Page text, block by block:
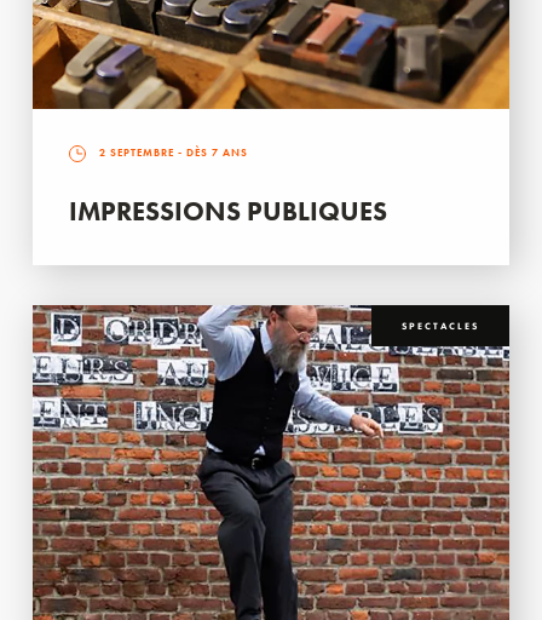
2 SEPTEMBRE - DÈS 7 ANS
IMPRESSIONS PUBLIQUES
SPECTACLES